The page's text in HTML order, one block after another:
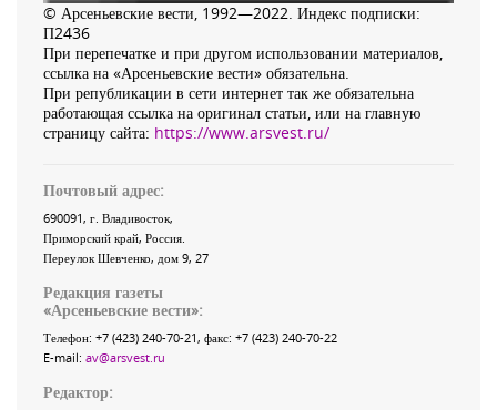
© Арсеньевские вести, 1992—2022. Индекс подписки:
П2436
При перепечатке и при другом использовании материалов,
ссылка на «Арсеньевские вести» обязательна.
При републикации в сети интернет так же обязательна
работающая ссылка на оригинал статьи, или на главную
страницу сайта: https://www.arsvest.ru/
Почтовый адрес:
690091, г. Владивосток,
Приморский край, Россия
Переулок Шевченко, дом 9, 27
Редакция газеты
«Арсеньевские вести»:
Телефон: +7 (423) 240-70-21, факс: +7 (423) 240-70-22
E-mail: av@arsvest.ru
Редактор: